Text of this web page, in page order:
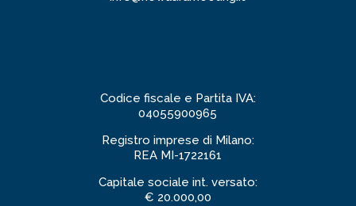
Codice fiscale e Partita IVA:
04055900965
Registro imprese di Milano:
REA MI-1722161
Capitale sociale int. versato:
€ 20.000,00